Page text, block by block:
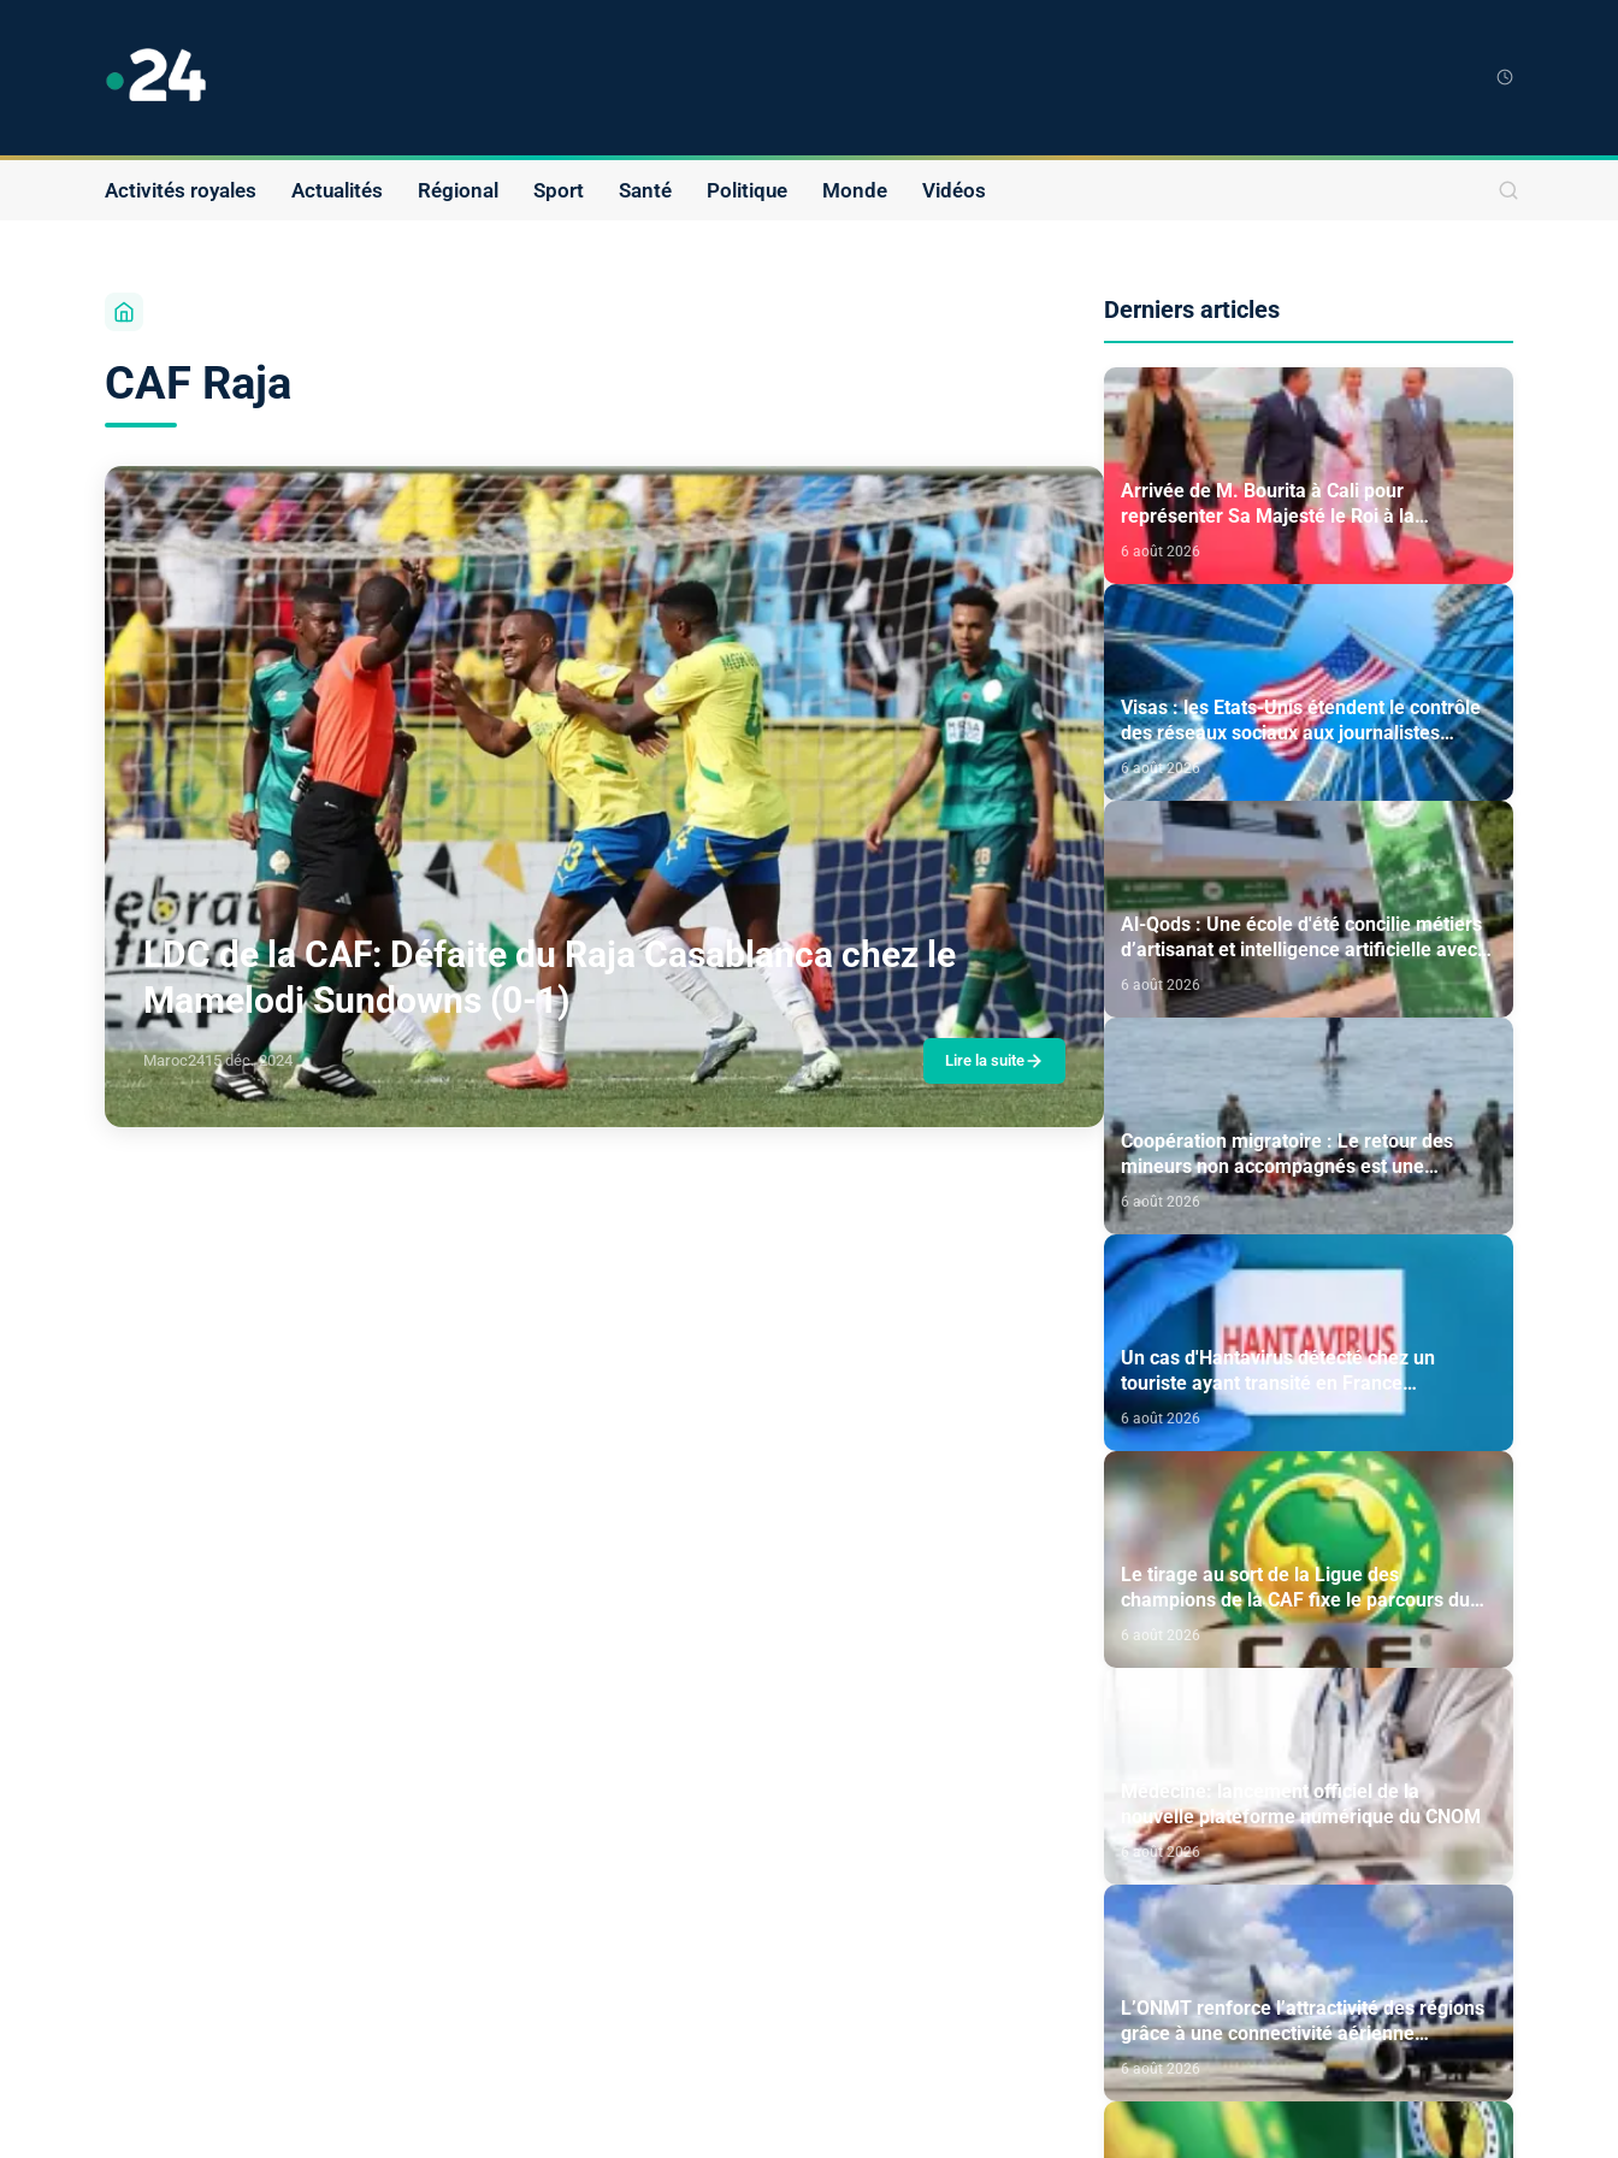
Activités royales Actualités Régional Sport Santé Politique Monde Vidéos
CAF Raja
LDC de la CAF: Défaite du Raja Casablanca chez le
Mamelodi Sundowns (0-1)
Maroc2415 déc. 2024 Lire la suite
Derniers articles
Arrivée de M. Bourita à Cali pour
représenter Sa Majesté le Roi à la
cérémonie d'investiture du nouveau
président colombien
6 août 2026
Visas : les Etats-Unis étendent le contrôle
des réseaux sociaux aux journalistes
étrangers
6 août 2026
Al-Qods : Une école d'été concilie métiers
d’artisanat et intelligence artificielle avec
le soutien de l'Agence Bayt Mal Al-Qods
Acharif
6 août 2026
Coopération migratoire : Le retour des
mineurs non accompagnés est une
question de principe basée sur les Hautes
Instructions Royales (source diplomatique)
6 août 2026
Un cas d'Hantavirus détecté chez un
touriste ayant transité en France
(ministère)
6 août 2026
Le tirage au sort de la Ligue des
champions de la CAF fixe le parcours du
Maghreb de Fès et de la RS Berkane
6 août 2026
Médecine: lancement officiel de la
nouvelle plateforme numérique du CNOM
6 août 2026
L’ONMT renforce l’attractivité des régions
grâce à une connectivité aérienne
historique de Ryanair
6 août 2026